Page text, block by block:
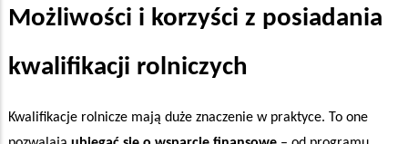
Możliwości i korzyści z posiadania
kwalifikacji rolniczych
Kwalifikacje rolnicze mają duże znaczenie w praktyce. To one